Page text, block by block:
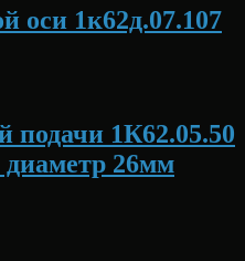
оси 1к62д.07.107
подачи 1К62.05.50
диаметр 26мм